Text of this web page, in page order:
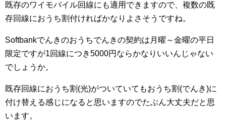
既存のワイモバイル回線にも適用できますので、複数の既
存回線におうち割付ければかなりよさそうですね。
Softbankでんきのおうちでんきの契約は月曜～金曜の平日
限定ですが1回線につき5000円ならかなりいいんじゃない
でしょうか。
既存回線におうち割(光)がついていてもおうち割(でんき)に
付け替える感じになると思いますのでたぶん大丈夫だと思
います。